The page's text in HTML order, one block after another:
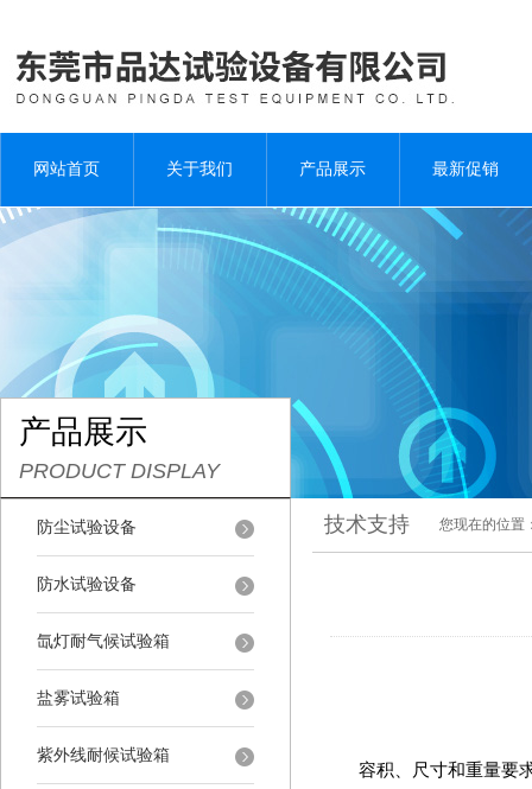
网站首页 关于我们 产品展示 最新促销
产品展示
PRODUCT DISPLAY
防尘试验设备
防水试验设备
氙灯耐气候试验箱
盐雾试验箱
紫外线耐候试验箱
技术支持 您现在的位置
容积、尺寸和重量要